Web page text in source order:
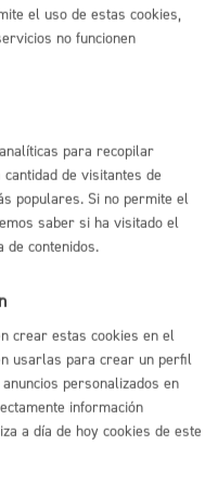
Donostia / San
el uso de estas cookies,
no funcionen
para recopilar
de visitantes de
populares. Si no permite el
saber si ha visitado el
contenidos.
crear estas cookies en el
usarlas para crear un perfil
personalizados en
información
a día de hoy cookies de este